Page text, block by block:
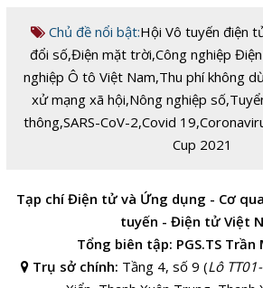
Chủ đề nổi bật:Hội Vô tuyến điện
đổi số,Điện mặt trời,Công nghiệp
nghiệp Ô tô Việt Nam,Thu phí không
xử mạng xã hội,Nông nghiệp số,
thông,SARS-CoV-2,Covid 19,
Cup 2021
Tạp chí Điện tử và Ứng dụng - Cơ
tuyến - Điện tử Việt
Tổng biên tập: PGS.TS Trần
Trụ sở chính: Tầng 4, số 9 (Lô